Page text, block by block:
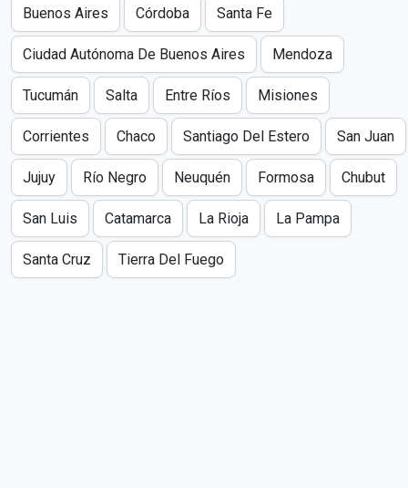
Buenos Aires Córdoba Santa Fe
Ciudad Autónoma De Buenos Aires Mendoza
Tucumán Salta Entre Ríos Misiones
Corrientes Chaco Santiago Del Estero San Juan
Jujuy Río Negro Neuquén Formosa Chubut
San Luis Catamarca La Rioja La Pampa
Santa Cruz Tierra Del Fuego